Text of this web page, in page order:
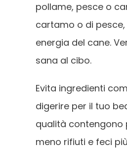
pollame, pesce o
cartamo o di
energia del cane.
sana al cibo.
Evita ingredienti
digerire per il tuo
qualità contengono
meno rifiuti e feci